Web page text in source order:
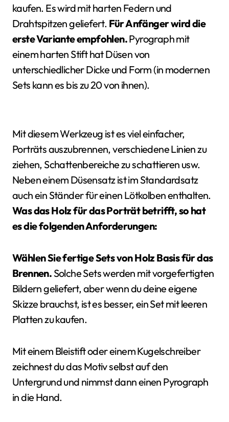
kaufen. Es wird mit harten Federn und
Drahtspitzen geliefert. Für Anfänger wird die
erste Variante empfohlen.Pyrograph mit
einem harten Stift hat Düsen von
unterschiedlicher Dicke und Form (in modernen
Sets kann es bis zu 20 von ihnen).
Mit diesem Werkzeug ist es viel einfacher,
Porträts auszubrennen, verschiedene Linien zu
ziehen, Schattenbereiche zu schattieren usw.
Neben einem Düsensatz ist im Standardsatz
auch ein Ständer für einen Lötkolben enthalten.
Was das Holz für das Porträt betrifft, so hat
es die folgenden Anforderungen:
Wählen Sie fertige Sets von Holz Basis für das
Brennen.Solche Sets werden mit vorgefertigten
Bildern geliefert, aber wenn du deine eigene
Skizze brauchst, ist es besser, ein Set mit leeren
Platten zu kaufen.
Mit einem Bleistift oder einem Kugelschreiber
zeichnest du das Motiv selbst auf den
Untergrund und nimmst dann einen Pyrograph
in die Hand.